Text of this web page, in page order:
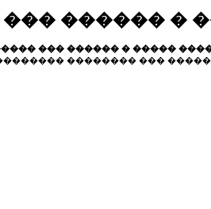
������ �
��� ������ � �����
�������� ���